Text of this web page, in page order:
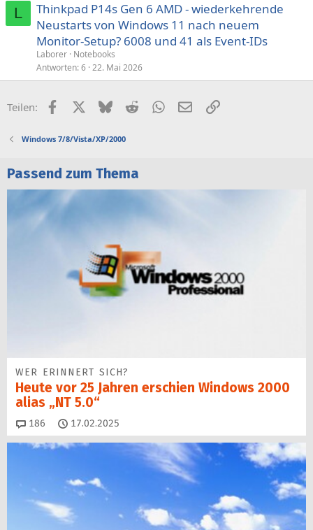
L
Thinkpad P14s Gen 6 AMD - wiederkehrende
Neustarts von Windows 11 nach neuem
Monitor-Setup? 6008 und 41 als Event-IDs
Laborer Notebooks
Antworten 6 22. Mai 2026
Teilen: FacebookX (Twitter)
BlueskyRedditWhatsApp
E-MailLink
Windows 7/8/Vista/XP/2000
Passend zum Thema
WER ERINNERT SICH?
Heute vor 25 Jahren erschien Windows 2000
alias „NT 5.0“
186 Kommentare
17.02.2025